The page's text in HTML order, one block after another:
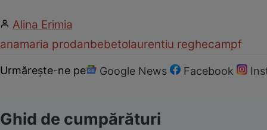
Alina Erimia
anamaria prodanbebetolaurentiu reghecampf
Urmărește-ne pe Google News Facebook
Ghid de cumpărături